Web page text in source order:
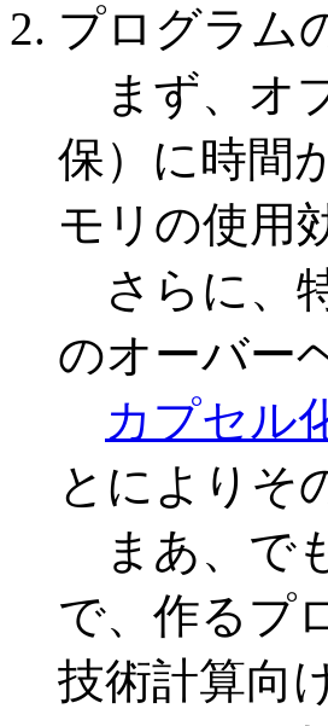
プログラム
まず、オ
保）に時間
モリの使用
さらに、
のオーバー
カプセル
とによりそ
まあ、で
で、作るプ
技術計算向